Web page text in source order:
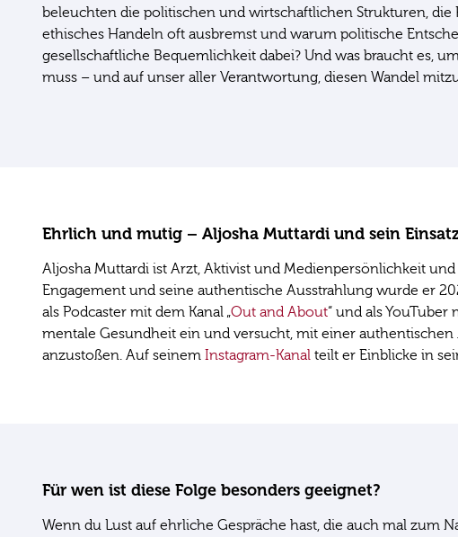
beleuchten die politischen und wirtschaftlichen Strukturen,
ethisches Handeln oft ausbremst und warum politische
gesellschaftliche Bequemlichkeit dabei? Und was braucht es,
muss – und auf unser aller Verantwortung, diesen Wandel
Ehrlich und mutig – Aljosha Muttardi und sein
Aljosha Muttardi ist Arzt, Aktivist und Medienpersönlichkeit
Engagement und seine authentische Ausstrahlung wurde er
als Podcaster mit dem Kanal „Out and About“ und als YouTuber
mentale Gesundheit ein und versucht, mit einer
anzustoßen. Auf seinem Instagram-Kanal teilt er Einblicke in
Für wen ist diese Folge besonders geeignet?
Wenn du Lust auf ehrliche Gespräche hast, die auch mal zum